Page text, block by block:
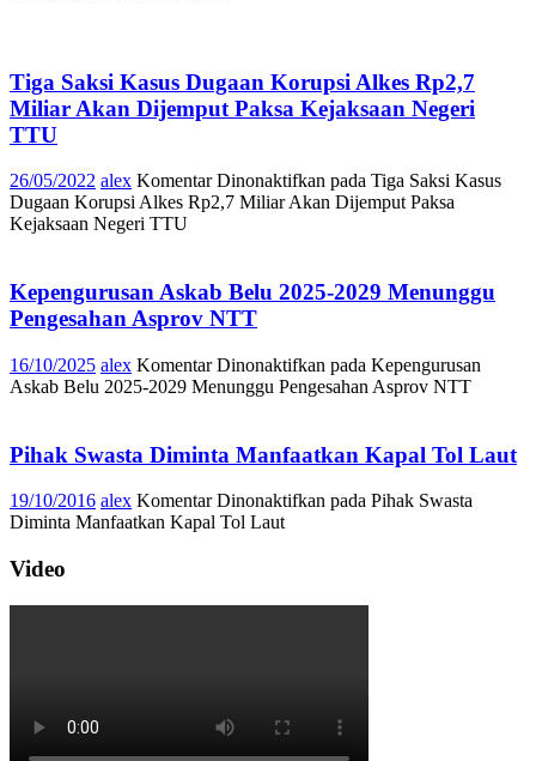
Tiga Saksi Kasus Dugaan Korupsi Alkes Rp2,7
Miliar Akan Dijemput Paksa Kejaksaan Negeri
TTU
26/05/2022 alex Komentar Dinonaktifkan pada Tiga Saksi Kasus
Dugaan Korupsi Alkes Rp2,7 Miliar Akan Dijemput Paksa
Kejaksaan Negeri TTU
Kepengurusan Askab Belu 2025-2029 Menunggu
Pengesahan Asprov NTT
16/10/2025 alex Komentar Dinonaktifkan pada Kepengurusan
Askab Belu 2025-2029 Menunggu Pengesahan Asprov NTT
Pihak Swasta Diminta Manfaatkan Kapal Tol Laut
19/10/2016 alex Komentar Dinonaktifkan pada Pihak Swasta
Diminta Manfaatkan Kapal Tol Laut
Video